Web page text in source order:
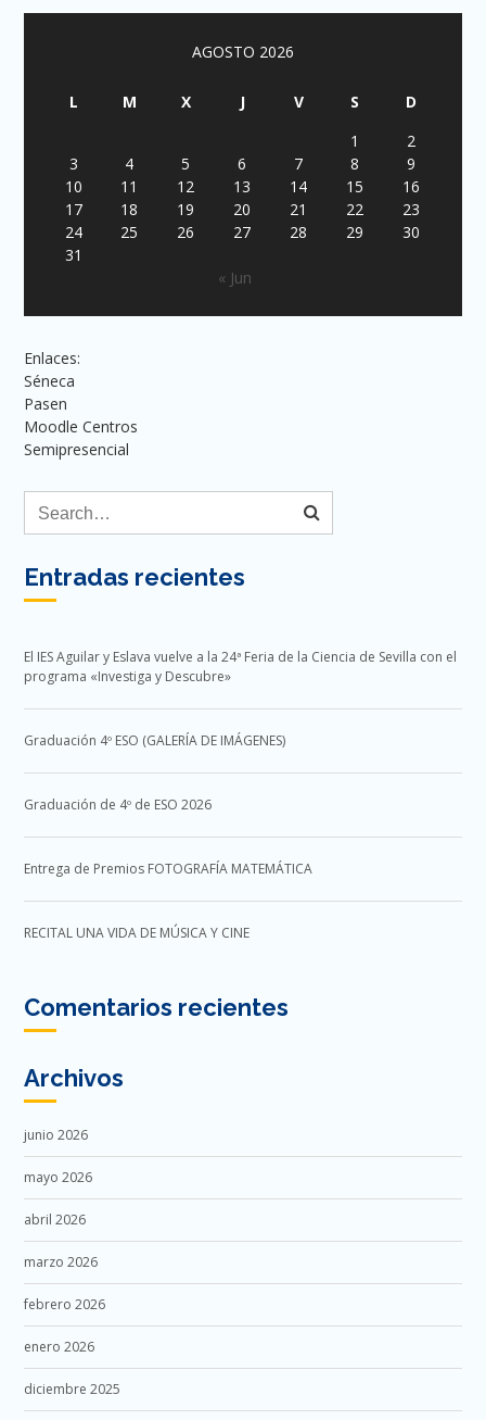
AGOSTO 2026
L M X J V S
D
1
2
3
4 5 6 7 8
9
10
11 12 13 14 15
16
17
18 19 20 21 22
23
24
25 26 27 28 29
30
31
« Jun
Enlaces:
Séneca
Pasen
Moodle Centros
Semipresencial
Entradas recientes
El IES Aguilar y Eslava vuelve a la 24ª Feria de la Ciencia de Sevilla con el
programa «Investiga y Descubre»
Graduación 4º ESO (GALERÍA DE IMÁGENES)
Graduación de 4º de ESO 2026
Entrega de Premios FOTOGRAFÍA MATEMÁTICA
RECITAL UNA VIDA DE MÚSICA Y CINE
Comentarios recientes
Archivos
junio 2026
mayo 2026
abril 2026
marzo 2026
febrero 2026
enero 2026
diciembre 2025